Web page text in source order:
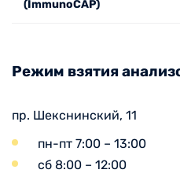
(ImmunoCAP)
Режим взятия
пр. Шекснинский, 11
пн-пт 7:00 – 13:00
сб 8:00 – 12:00